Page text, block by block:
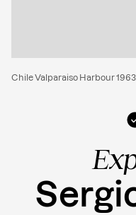
Chile Valparaiso Harbour